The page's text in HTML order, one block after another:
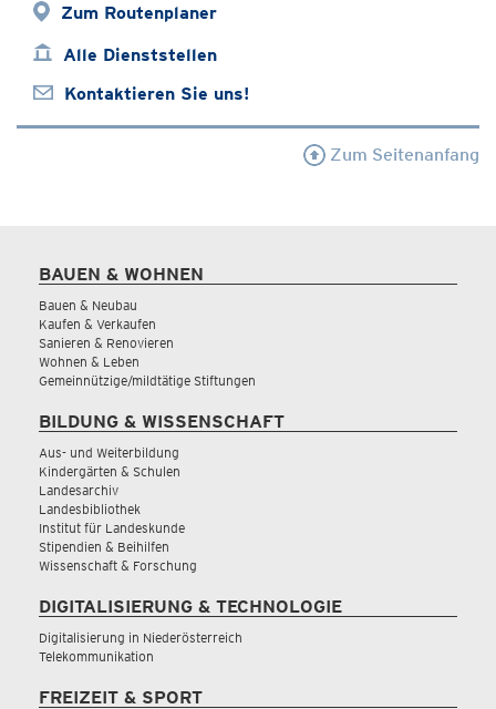
Zum Routenplaner
Alle Dienststellen
Kontaktieren Sie uns!
Zum Seitenanfang
BAUEN & WOHNEN
Bauen & Neubau
Kaufen & Verkaufen
Sanieren & Renovieren
Wohnen & Leben
Gemeinnützige/mildtätige Stiftungen
BILDUNG & WISSENSCHAFT
Aus- und Weiterbildung
Kindergärten & Schulen
Landesarchiv
Landesbibliothek
Institut für Landeskunde
Stipendien & Beihilfen
Wissenschaft & Forschung
DIGITALISIERUNG & TECHNOLOGIE
Digitalisierung in Niederösterreich
Telekommunikation
FREIZEIT & SPORT